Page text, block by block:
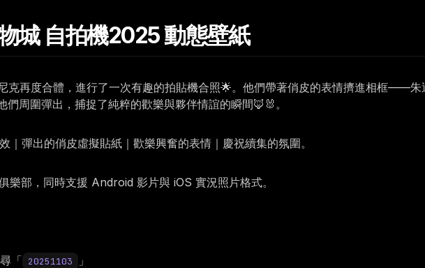
城 自拍機2025 動態壁紙
克再度合體，進行了一次有趣的拍貼機合照🌟。他們帶著俏皮的表情擠進相框——
周圍彈出，捕捉了純粹的歡樂與夥伴情誼的瞬間🦊🐰。
彈出的俏皮虛擬貼紙｜歡樂興奮的表情｜慶祝續集的氛圍。
樂部，同時支援 Android 影片與 iOS 實況照片格式。
「 20251103 」